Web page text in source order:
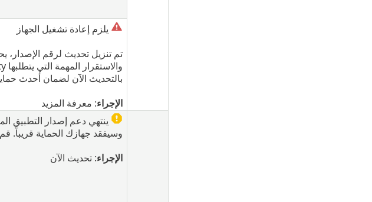
يلزم إعادة تشغيل الجهاز
تم تنزيل تحديث لرقم الإصدار،
بالتحديث الآن لضمان أحدث
الإجراء: معرفة المزيد
ينتهي دعم إصدار التطبيق
وسيفقد جهازك الحماية قريباً. قم
الإجراء: تحديث الآن